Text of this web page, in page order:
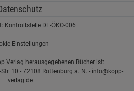
Kontrollstelle DE-ÖKO-006
Einstellungen
Verlag herausgegebenen Bücher ist:
10 - 72108 Rottenburg a. N. - info@kopp-
verlag.de
(3)
Datenschutzerklärung Impressum